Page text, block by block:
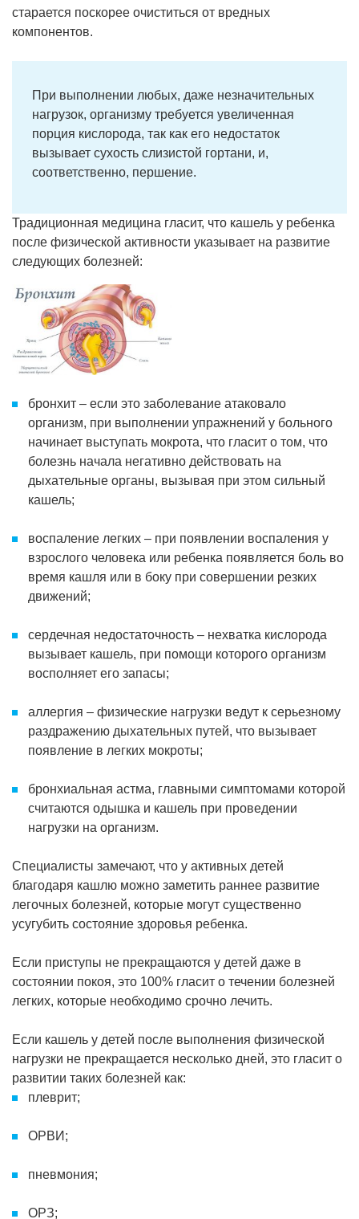
старается поскорее очиститься от вредных
компонентов.
При выполнении любых, даже незначительных
нагрузок, организму требуется увеличенная
порция кислорода, так как его недостаток
вызывает сухость слизистой гортани, и,
соответственно, першение.
Традиционная медицина гласит, что кашель у ребенка
после физической активности указывает на развитие
следующих болезней:
бронхит – если это заболевание атаковало
организм, при выполнении упражнений у больного
начинает выступать мокрота, что гласит о том, что
болезнь начала негативно действовать на
дыхательные органы, вызывая при этом сильный
кашель;
воспаление легких – при появлении воспаления у
взрослого человека или ребенка появляется боль во
время кашля или в боку при совершении резких
движений;
сердечная недостаточность – нехватка кислорода
вызывает кашель, при помощи которого организм
восполняет его запасы;
аллергия – физические нагрузки ведут к серьезному
раздражению дыхательных путей, что вызывает
появление в легких мокроты;
бронхиальная астма, главными симптомами которой
считаются одышка и кашель при проведении
нагрузки на организм.
Специалисты замечают, что у активных детей
благодаря кашлю можно заметить раннее развитие
легочных болезней, которые могут существенно
усугубить состояние здоровья ребенка.
Если приступы не прекращаются у детей даже в
состоянии покоя, это 100% гласит о течении болезней
легких, которые необходимо срочно лечить.
Если кашель у детей после выполнения физической
нагрузки не прекращается несколько дней, это гласит о
развитии таких болезней как:
плеврит;
ОРВИ;
пневмония;
ОРЗ;